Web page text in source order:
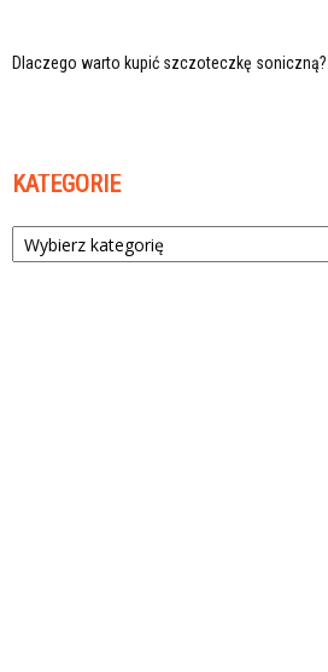
Dlaczego warto kupić szczoteczkę soniczną?
KATEGORIE
Kategorie